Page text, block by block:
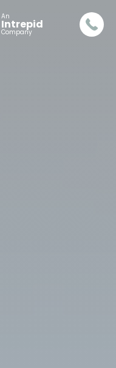
An
Intrepid
Company